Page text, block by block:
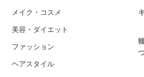
メイク・コスメ
美容・ダイエット
ファッション
ヘアスタイル